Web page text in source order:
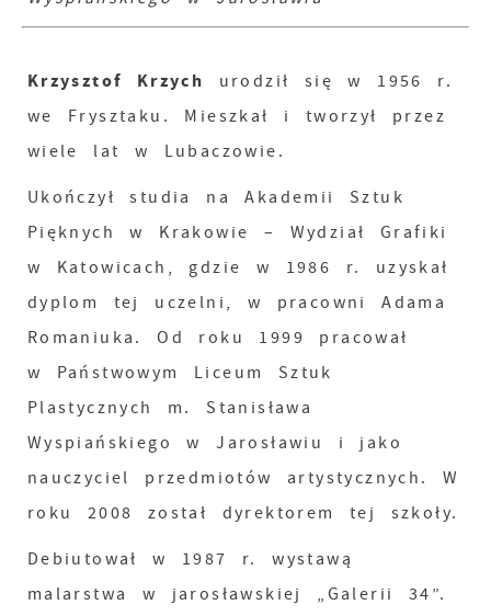
Krzysztof Krzych
urodził się w 1956 r.
we Frysztaku. Mieszkał i tworzył przez
wiele lat w Lubaczowie.
Ukończył studia na Akademii Sztuk
Pięknych w Krakowie – Wydział Grafiki
w Katowicach, gdzie w 1986 r. uzyskał
dyplom tej uczelni, w pracowni Adama
Romaniuka. Od roku 1999 pracował
w Państwowym Liceum Sztuk
Plastycznych m. Stanisława
Wyspiańskiego w Jarosławiu i jako
nauczyciel przedmiotów artystycznych. W
roku 2008 został dyrektorem tej szkoły.
Debiutował w 1987 r. wystawą
malarstwa w jarosławskiej „Galerii 34”.